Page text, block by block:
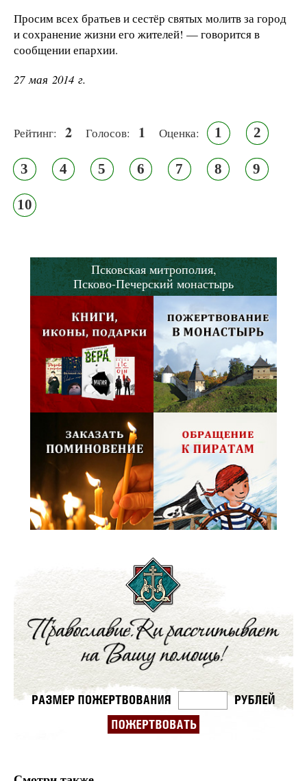
Просим всех братьев и сестёр святых молитв за город
и сохранение жизни его жителей! — говорится в
сообщении епархии.
27 мая 2014 г.
Рейтинг: 2 Голосов: 1 Оценка: 1 2
3 4 5 6 7 8 9
10
Псковская митрополия,
Псково-Печерский монастырь